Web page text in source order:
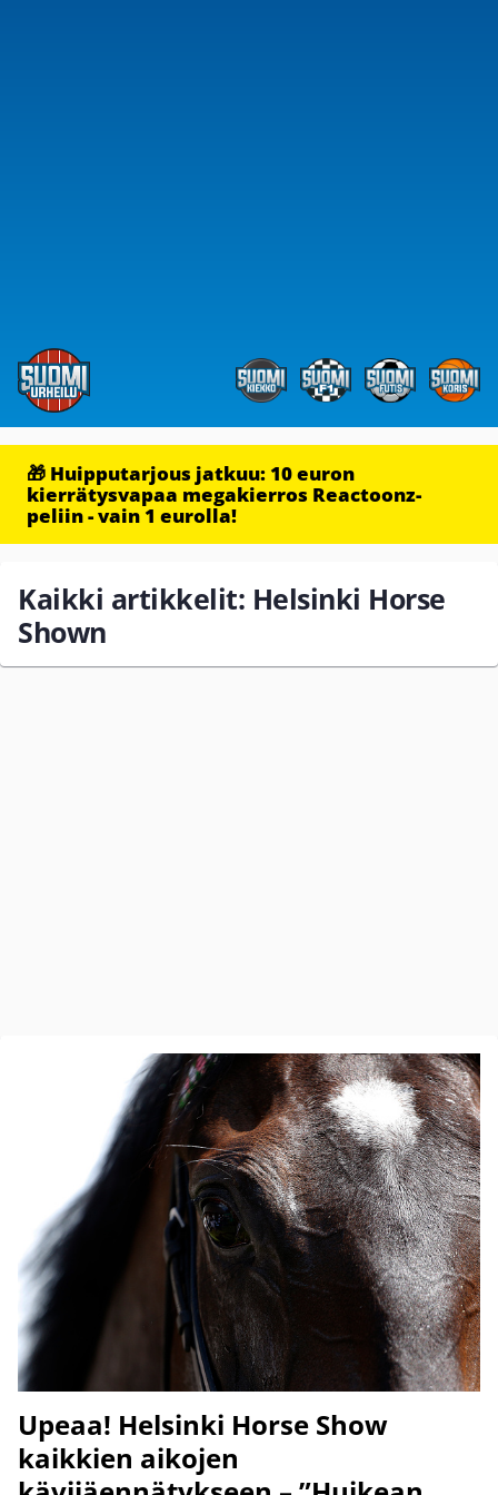
🎁 Huipputarjous jatkuu: 10 euron
kierrätysvapaa megakierros Reactoonz-
peliin - vain 1 eurolla!
Kaikki artikkelit: Helsinki Horse
Shown
Upeaa! Helsinki Horse Show
kaikkien aikojen